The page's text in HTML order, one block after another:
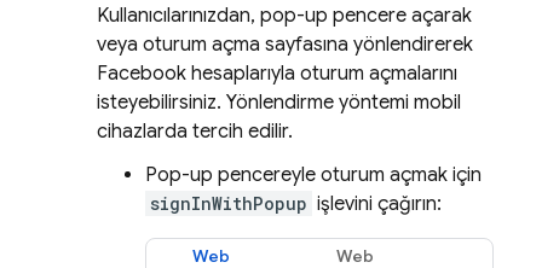
Kullanıcılarınızdan, pop-up pencere açarak
veya oturum açma sayfasına yönlendirerek
Facebook hesaplarıyla oturum açmalarını
isteyebilirsiniz. Yönlendirme yöntemi mobil
cihazlarda tercih edilir.
Pop-up pencereyle oturum açmak için
signInWithPopup işlevini çağırın:
Web Web